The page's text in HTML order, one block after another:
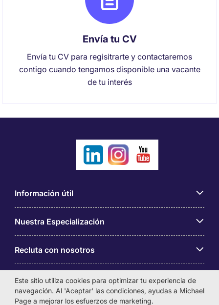
Envía tu CV
Envía tu CV para regisitrarte y contactaremos
contigo cuando tengamos disponible una vacante
de tu interés
Información útil
Nuestra Especialización
Recluta con nosotros
Sobre Michael Page
Este sitio utiliza cookies para optimizar tu experiencia de
navegación. Al 'Aceptar' las condiciones, ayudas a Michael
Page a mejorar los esfuerzos de marketing.